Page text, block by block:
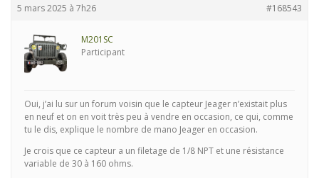
5 mars 2025 à 7h26 #168543
M201SC
Participant
Oui, j’ai lu sur un forum voisin que le capteur Jeager n’existait plus
en neuf et on en voit très peu à vendre en occasion, ce qui, comme
tu le dis, explique le nombre de mano Jeager en occasion.
Je crois que ce capteur a un filetage de 1/8 NPT et une résistance
variable de 30 à 160 ohms.